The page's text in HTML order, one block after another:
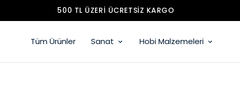
500 TL ÜZERI ÜCRETSIZ KARGO
Tüm Ürünler Sanat Hobi Malzemeleri